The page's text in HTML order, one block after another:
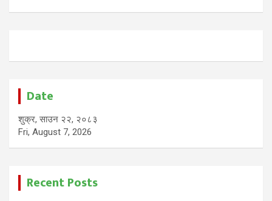
Date
शुक्र, साउन २२, २०८३
Fri, August 7, 2026
Recent Posts